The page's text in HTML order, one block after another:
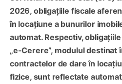
2026, obligațiile fiscale
în locațiune a bunurilor
automat. Respectiv,
„e-Cerere”, modulul destinat
contractelor de dare în
fizice, sunt reflectate